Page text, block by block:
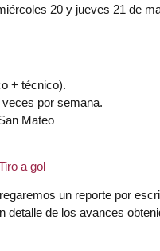
20 y jueves 21 de
+ técnico).
por semana.
Mateo
a gol
un reporte por
detalle de los avances